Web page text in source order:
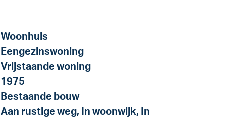
Woonhuis
Eengezinswoning
Vrijstaande woning
1975
Bestaande bouw
Aan rustige weg, In woonwijk, In